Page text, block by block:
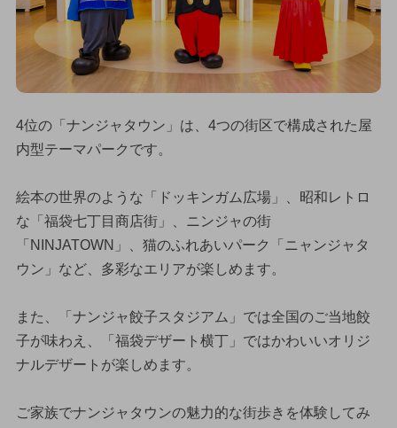
4位の「ナンジャタウン」は、4つの街区で構成された屋
内型テーマパークです。
絵本の世界のような「ドッキンガム広場」、昭和レトロ
な「福袋七丁目商店街」、ニンジャの街
「NINJATOWN」、猫のふれあいパーク「ニャンジャタ
ウン」など、多彩なエリアが楽しめます。
また、「ナンジャ餃子スタジアム」では全国のご当地餃
子が味わえ、「福袋デザート横丁」ではかわいいオリジ
ナルデザートが楽しめます。
ご家族でナンジャタウンの魅力的な街歩きを体験してみ